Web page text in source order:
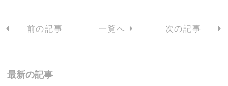
前の記事 一覧へ 次の記事
最新の記事